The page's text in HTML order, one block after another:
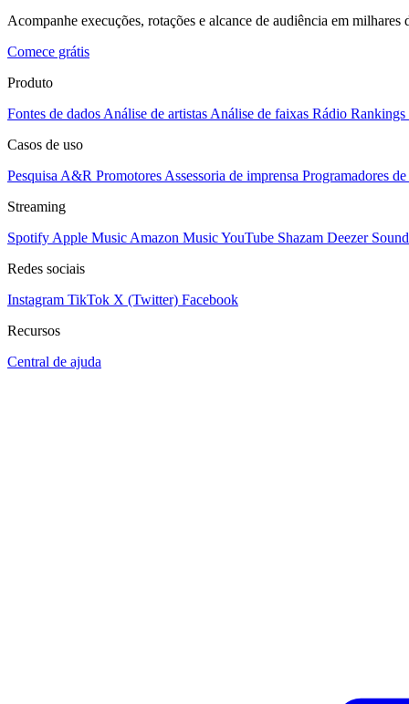
Acompanhe execuções, rotações e alcance de audiência em
Comece grátis
Produto
Fontes de dados Análise de artistas Análise de faixas Rádio Rankings
Casos de uso
Pesquisa A&R Promotores Assessoria de imprensa Programadores
Streaming
Spotify Apple Music Amazon MusicYouTube Shazam Deezer
Redes sociais
Instagram TikTok X (Twitter) Facebook
Recursos
Central de ajuda